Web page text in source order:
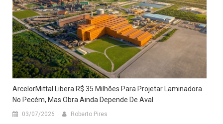
​ArcelorMittal Libera R$ 35 Milhões Para Projetar Laminadora
No Pecém, Mas Obra Ainda Depende De Aval
03/07/2026 Roberto Pires